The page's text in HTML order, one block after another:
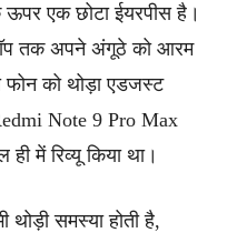
एक छोटा ईयरपीस है।
तक अपने अंगूठे को आरम
को थोड़ा एडजस्ट
Note 9 Pro Max
में रिव्यू किया था।
समस्या होती है,